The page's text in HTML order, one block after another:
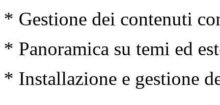
* Gestione dei contenuti
* Panoramica su temi ed
* Installazione e gestione